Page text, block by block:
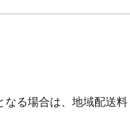
る場合は、地域配送